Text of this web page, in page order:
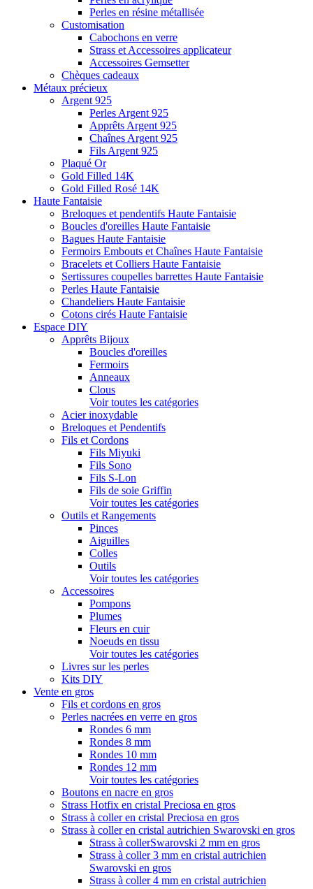
Perles en résine métallisée
Customisation
Cabochons en verre
Strass et Accessoires applicateur
Accessoires Gemsetter
Chèques cadeaux
Métaux précieux
Argent 925
Perles Argent 925
Apprêts Argent 925
Chaînes Argent 925
Fils Argent 925
Plaqué Or
Gold Filled 14K
Gold Filled Rosé 14K
Haute Fantaisie
Breloques et pendentifs Haute Fantaisie
Boucles d'oreilles Haute Fantaisie
Bagues Haute Fantaisie
Fermoirs Embouts et Chaînes Haute Fantaisie
Bracelets et Colliers Haute Fantaisie
Sertissures coupelles barrettes Haute Fantaisie
Perles Haute Fantaisie
Chandeliers Haute Fantaisie
Cotons cirés Haute Fantaisie
Espace DIY
Apprêts Bijoux
Boucles d'oreilles
Fermoirs
Anneaux
Clous
Voir toutes les catégories
Acier inoxydable
Breloques et Pendentifs
Fils et Cordons
Fils Miyuki
Fils Sono
Fils S-Lon
Fils de soie Griffin
Voir toutes les catégories
Outils et Rangements
Pinces
Aiguilles
Colles
Outils
Voir toutes les catégories
Accessoires
Pompons
Plumes
Fleurs en cuir
Noeuds en tissu
Voir toutes les catégories
Livres sur les perles
Kits DIY
Vente en gros
Fils et cordons en gros
Perles nacrées en verre en gros
Rondes 6 mm
Rondes 8 mm
Rondes 10 mm
Rondes 12 mm
Voir toutes les catégories
Boutons en nacre en gros
Strass Hotfix en cristal Preciosa en gros
Strass à coller en cristal Preciosa en gros
Strass à coller en cristal autrichien Swarovski en gros
Strass à collerSwarovski 2 mm en gros
Strass à coller 3 mm en cristal autrichien
Swarovski en gros
Strass à coller 4 mm en cristal autrichien